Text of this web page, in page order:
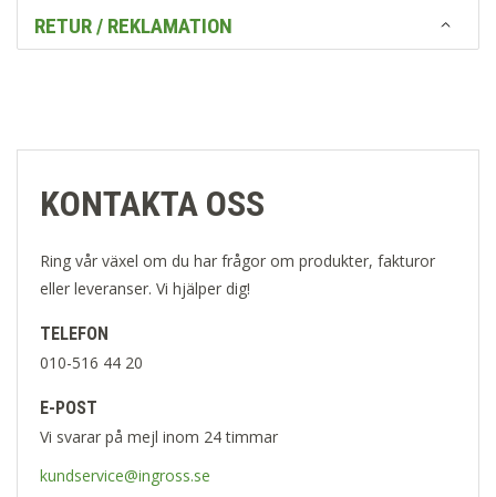
RETUR / REKLAMATION
KONTAKTA OSS
Ring vår växel om du har frågor om produkter, fakturor
eller leveranser. Vi hjälper dig!
TELEFON
010-516 44 20
E-POST
Vi svarar på mejl inom 24 timmar
kundservice@ingross.se